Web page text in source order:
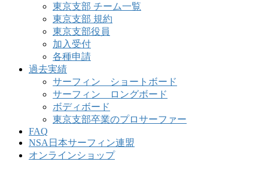
東京支部 チーム一覧
東京支部 規約
東京支部役員
加入受付
各種申請
過去実績
サーフィン ショートボード
サーフィン ロングボード
ボディボード
東京支部卒業のプロサーファー
FAQ
NSA日本サーフィン連盟
オンラインショップ